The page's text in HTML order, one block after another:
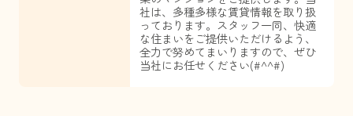
社は、多種多様な賃貸情報を取り扱
っております。スタッフ一同、快適
な住まいをご提供いただけるよう、
全力で努めてまいりますので、ぜひ
当社にお任せください(#^^#)